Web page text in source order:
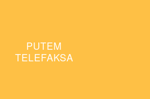
PUTEM
TELEFAKSA